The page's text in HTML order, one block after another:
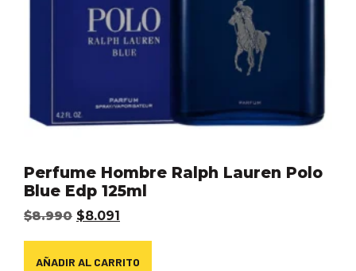
Perfume Hombre Ralph Lauren Polo
Blue Edp 125ml
$8.990 $8.091
AÑADIR AL CARRITO